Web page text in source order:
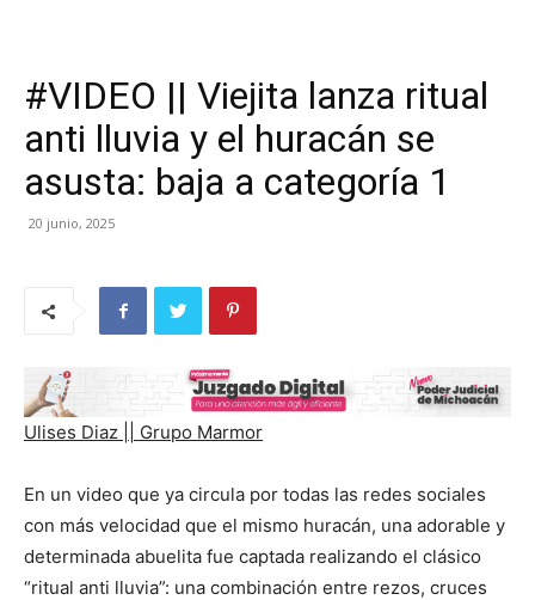
#VIDEO || Viejita lanza ritual
anti lluvia y el huracán se
asusta: baja a categoría 1
20 junio, 2025
Ulises Diaz || Grupo Marmor
En un video que ya circula por todas las redes sociales
con más velocidad que el mismo huracán, una adorable y
determinada abuelita fue captada realizando el clásico
“ritual anti lluvia”: una combinación entre rezos, cruces